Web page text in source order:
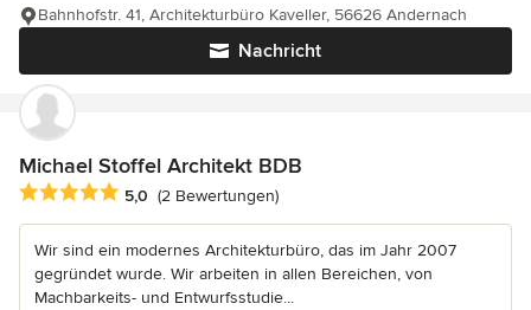
Nachricht
Bahnhofstr. 41, Architekturbüro Kaveller, 56626 Andernach
Michael Stoffel Architekt BDB
Durchschnittliche Bewertung: 5 von 5 Sternen
5,0 (2 Bewertungen)
Wir sind ein modernes Architekturbüro, das im Jahr 2007
gegründet wurde. Wir arbeiten in allen Bereichen, von
Machbarkeits- und Entwurfsstudie...